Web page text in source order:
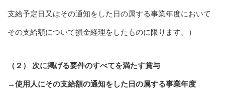
支給予定日又はその通知をした日の属する事業年度において
その支給額について損金経理をしたものに限ります。）
（２） 次に掲げる要件のすべてを満たす賞与
→使用人にその支給額の通知をした日の属する事業年度